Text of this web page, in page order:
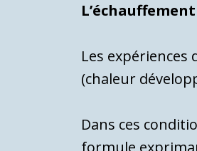
Les
(chaleur
Dans ces